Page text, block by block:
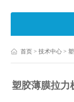
首页 >技术中心 >
塑胶薄膜拉力